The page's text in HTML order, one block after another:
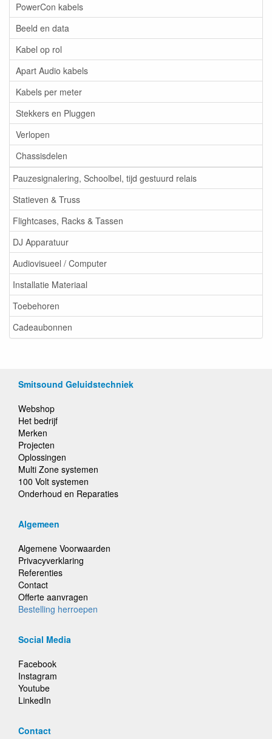
PowerCon kabels
Beeld en data
Kabel op rol
Apart Audio kabels
Kabels per meter
Stekkers en Pluggen
Verlopen
Chassisdelen
Pauzesignalering, Schoolbel, tijd gestuurd relais
Statieven & Truss
Flightcases, Racks & Tassen
DJ Apparatuur
Audiovisueel / Computer
Installatie Materiaal
Toebehoren
Cadeaubonnen
Smitsound Geluidstechniek
Webshop
Het bedrijf
Merken
Projecten
Oplossingen
Multi Zone systemen
100 Volt systemen
Onderhoud en Reparaties
Algemeen
Algemene Voorwaarden
Privacyverklaring
Referenties
Contact
Offerte aanvragen
Bestelling herroepen
Social Media
Facebook
Instagram
Youtube
LinkedIn
Contact